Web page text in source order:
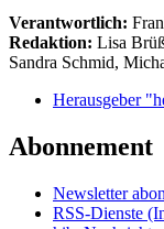
Verantwortlich:
Redaktion: Lisa
Sandra Schmid,
Herausgeber
Abonnement
Newsletter
RSS-Dienste